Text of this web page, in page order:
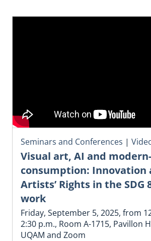
Seminars and Conferences |
Visual art, AI and
consumption: Innovation
Artists’ Rights in the SDG
work
Friday, September 5, 2025, from
2:30 p.m., Room A-1715, Pavillon
UQAM and Zoom